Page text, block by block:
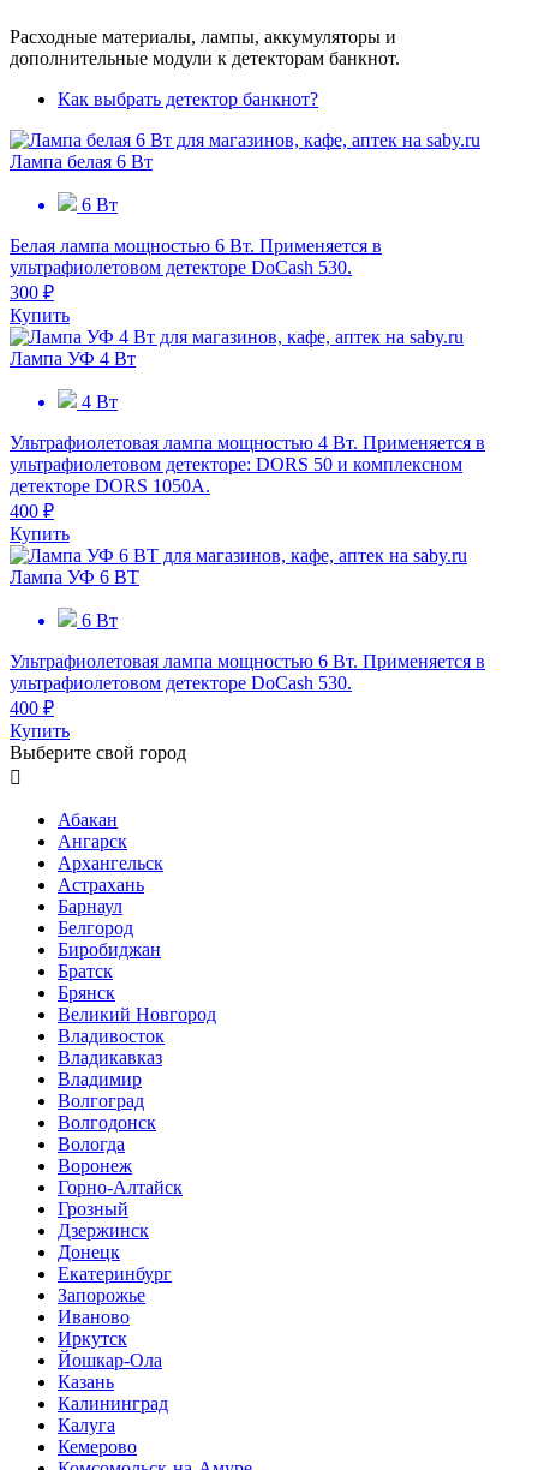
Расходные материалы, лампы, аккумуляторы и
дополнительные модули к детекторам банкнот.
Как выбрать детектор банкнот?
Лампа белая 6 Вт
6 Вт
Белая лампа мощностью 6 Вт. Применяется в
ультрафиолетовом детекторе DoCash 530.
300 ₽
Купить
Лампа УФ 4 Вт
4 Вт
Ультрафиолетовая лампа мощностью 4 Вт. Применяется в
ультрафиолетовом детекторе: DORS 50 и комплексном
детекторе DORS 1050A.
400 ₽
Купить
Лампа УФ 6 ВТ
6 Вт
Ультрафиолетовая лампа мощностью 6 Вт. Применяется в
ультрафиолетовом детекторе DoCash 530.
400 ₽
Купить
Выберите свой город

Абакан
Ангарск
Архангельск
Астрахань
Барнаул
Белгород
Биробиджан
Братск
Брянск
Великий Новгород
Владивосток
Владикавказ
Владимир
Волгоград
Волгодонск
Вологда
Воронеж
Горно-Алтайск
Грозный
Дзержинск
Донецк
Екатеринбург
Запорожье
Иваново
Иркутск
Йошкар-Ола
Казань
Калининград
Калуга
Кемерово